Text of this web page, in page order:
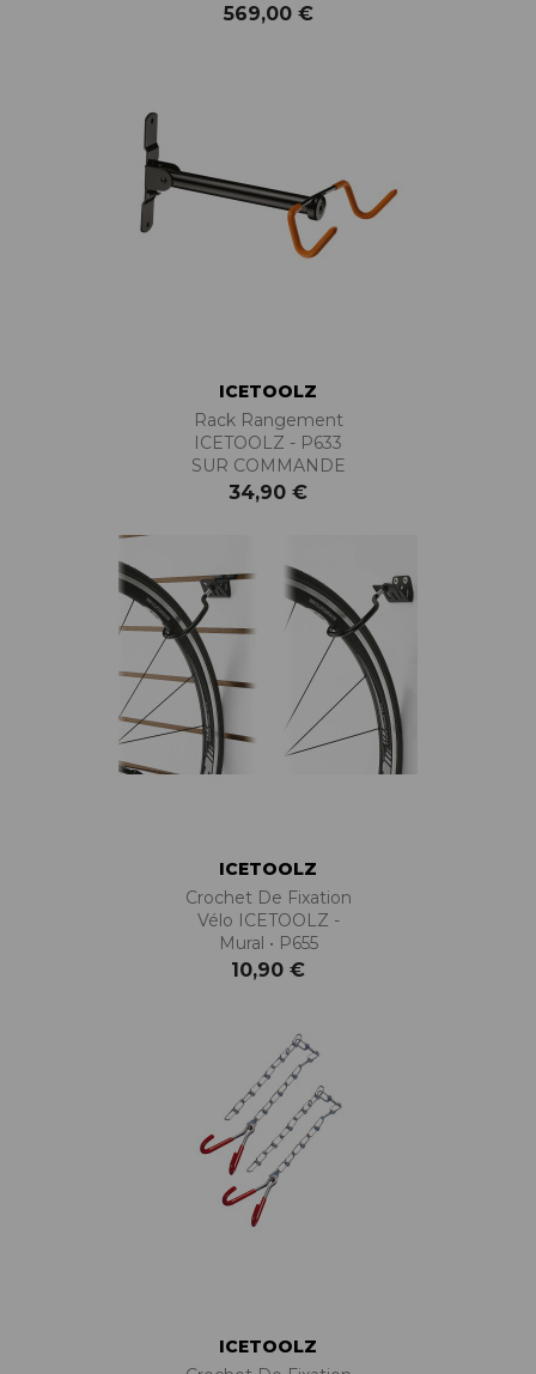
569,00 €
ICETOOLZ
Rack Rangement
ICETOOLZ - P633
SUR COMMANDE
34,90 €
ICETOOLZ
Crochet De Fixation
Vélo ICETOOLZ -
Mural • P655
10,90 €
ICETOOLZ